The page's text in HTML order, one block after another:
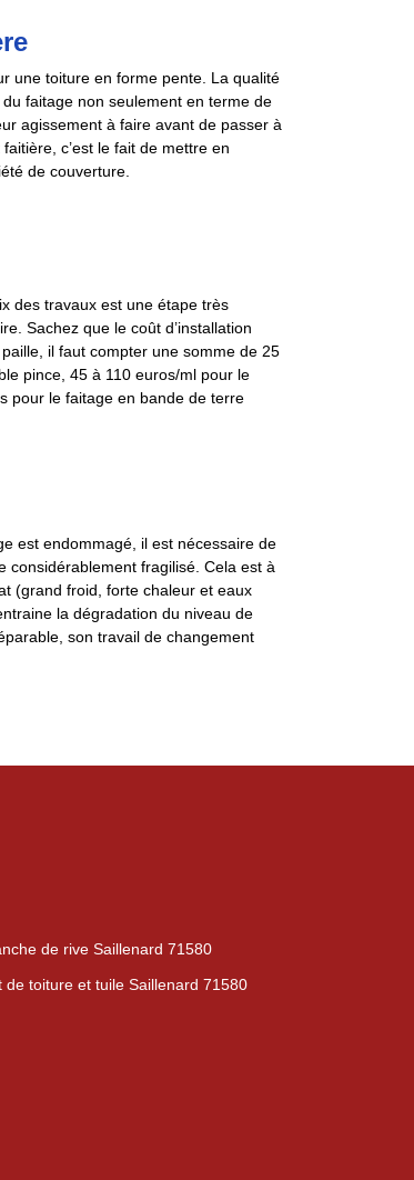
une toiture en forme pente. La qualité
faitage non seulement en terme de
agissement à faire avant de passer à
c’est le fait de mettre en
de couverture.
des travaux est une étape très
Sachez que le coût d’installation
il faut compter une somme de 25
pince, 45 à 110 euros/ml pour le
pour le faitage en bande de terre
est endommagé, il est nécessaire de
considérablement fragilisé. Cela est à
(grand froid, forte chaleur et eaux
la dégradation du niveau de
son travail de changement
de rive Saillenard 71580
de toiture et tuile Saillenard 71580